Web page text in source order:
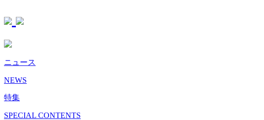
ニュース
NEWS
特集
SPECIAL CONTENTS